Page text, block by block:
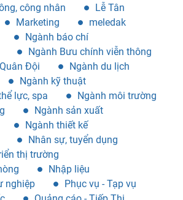
công nhân
Lễ Tân
Marketing
meledak
Ngành báo chí
Ngành Bưu chính viễn thông
Đội
Ngành du lịch
Ngành kỹ thuật
lực, spa
Ngành môi trường
Ngành sản xuất
Ngành thiết kế
Nhân sự, tuyển dụng
thị trường
Nhập liệu
nghiệp
Phục vụ - Tạp vụ